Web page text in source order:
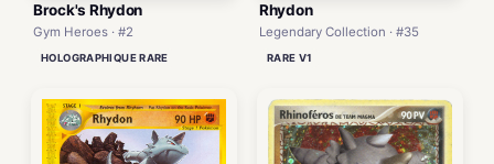
Brock's Rhydon
Gym Heroes · #2
HOLOGRAPHIQUE RARE
Rhydon
Legendary Collection · #35
RARE V1